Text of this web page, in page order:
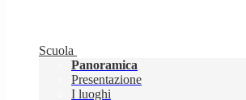
Scuola
Panoramica
Presentazione
I luoghi